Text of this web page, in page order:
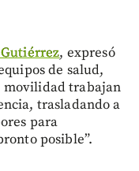
, expresó
de salud,
movilidad trabajan
trasladando a
para
posible”.